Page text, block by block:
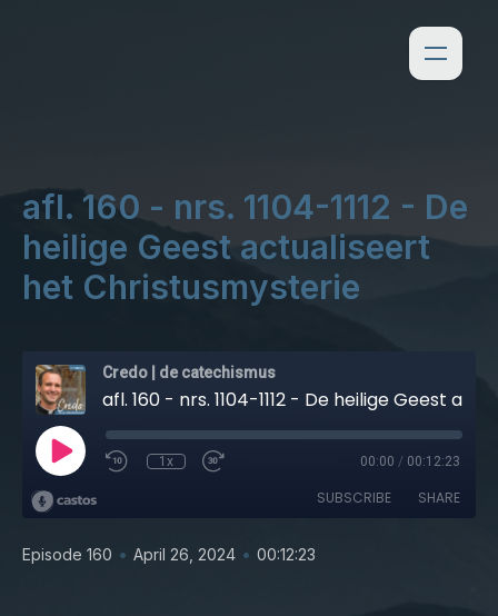
afl. 160 - nrs. 1104-1112 - De
heilige Geest actualiseert
het Christusmysterie
Credo | de catechismus
1x 00:00 / 00:12:23
SUBSCRIBE SHARE
Episode 160 • April 26, 2024 • 00:12:23